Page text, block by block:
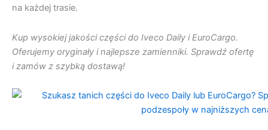
na każdej trasie.
Kup wysokiej jakości części do Iveco Daily i EuroCargo.
Oferujemy oryginały i najlepsze zamienniki. Sprawdź ofertę
i zamów z szybką dostawą!